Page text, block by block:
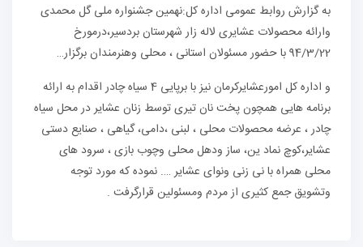
به گزارش روابط عمومی اداره کل:نهمین جشنواره ملی گل محمدی
وارائه محصولات عشایری لاله زار شهرستان بردسیر،درمورخ
94/3/22 با حضور مسئولان استانی ، محلی وهنرمندان برگزار…
و اداره کل امورعشایرکرمان نیز با برپایی 4 سیاه چادر اقدام به ارائه
برنامه هایی همچون پخت نان تیری توسط زنان عشایر در محل سیاه
چادر ، عرضه محصولات محلی ، لبنی ،دامی، گیاهی ، صنایع دستی
عشایر،کوچ نماد ین، ساز ودهل محلی وچوب بازی ، سرود های
محلی همراه با نی زنی ونوای عشایر …. نموده که مورد توجه
وتشویق جمع کثیری از مردم ومسئولین قرارگرفت .